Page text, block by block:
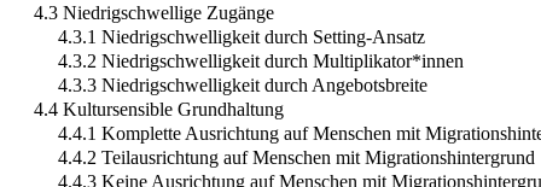
4.3 Niedrigschwellige Zugänge
4.3.1 Niedrigschwelligkeit durch Setting-Ansatz
4.3.2 Niedrigschwelligkeit durch Multiplikator*innen
4.3.3 Niedrigschwelligkeit durch Angebotsbreite
4.4 Kultursensible Grundhaltung
4.4.1 Komplette Ausrichtung auf Menschen mit
4.4.2 Teilausrichtung auf Menschen mit Migrationshintergrund
4.4.3 Keine Ausrichtung auf Menschen mit